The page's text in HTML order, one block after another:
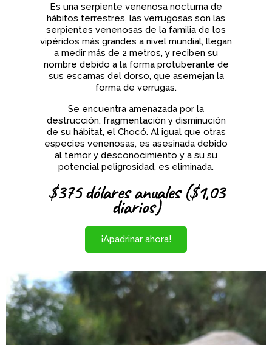
Es una serpiente venenosa nocturna de
hábitos terrestres, las verrugosas son las
serpientes venenosas de la familia de los
vipéridos más grandes a nivel mundial, llegan
a medir más de 2 metros, y reciben su
nombre debido a la forma protuberante de
sus escamas del dorso, que asemejan la
forma de verrugas.
Se encuentra amenazada por la
destrucción, fragmentación y disminución
de su hábitat, el Chocó. Al igual que otras
especies venenosas, es asesinada debido
al temor y desconocimiento y a su su
potencial peligrosidad, es eliminada.
$375 dólares anuales ($1,03
diarios)
¡Apadrinar ahora!